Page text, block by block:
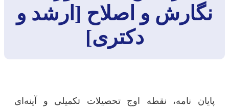
نگارش و اصلاح [ارشد و
دکتری]
پایان نامه، نقطه اوج تحصیلات تکمیلی و آینه‌ای